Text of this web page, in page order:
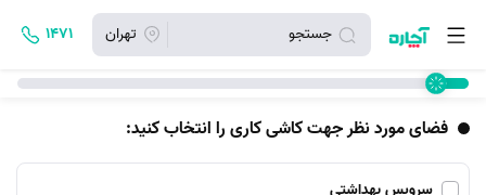
جستجو تهران ۱۴۷۱
فضای مورد نظر جهت کاشی کاری را انتخاب کنید:
سرویس بهداشتی